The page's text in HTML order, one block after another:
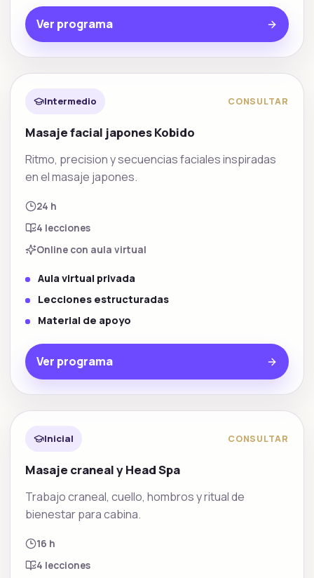
Ver programa
Intermedio CONSULTAR
Masaje facial japones Kobido
Ritmo, precision y secuencias faciales inspiradas
en el masaje japones.
24 h
4 lecciones
Online con aula virtual
Aula virtual privada
Lecciones estructuradas
Material de apoyo
Ver programa
Inicial CONSULTAR
Masaje craneal y Head Spa
Trabajo craneal, cuello, hombros y ritual de
bienestar para cabina.
16 h
4 lecciones